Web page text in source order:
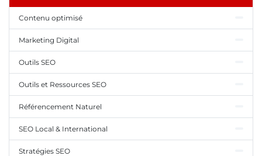
Contenu optimisé
Marketing Digital
Outils SEO
Outils et Ressources SEO
Référencement Naturel
SEO Local & International
Stratégies SEO